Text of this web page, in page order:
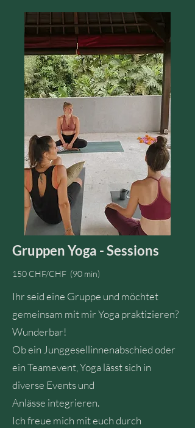
Yoga
Gruppen Yoga - Sessions
150 CHF/CHF (90 min)
Ihr seid eine Gruppe und möchtet
gemeinsam mit mir Yoga praktizieren?
Wunderbar!
Ob ein Junggesellinnenabschied oder
ein Teamevent, Yoga lässt sich in
diverse Events und
Anlässe integrieren.
Ich freue mich mit euch durch